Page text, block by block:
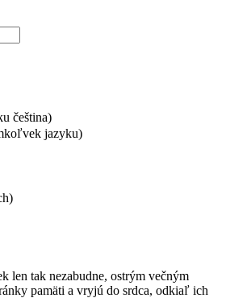
čeština)
jazyku)
len tak nezabudne, ostrým večným
pamäti a vryjú do srdca, odkiaľ ich